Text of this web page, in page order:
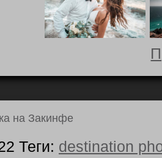
на Закинфе
Теги: destination